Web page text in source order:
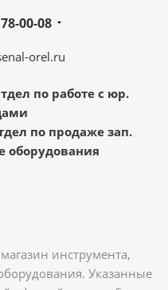
00-08
orel.ru
по работе с юр.
по продаже зап.
оборудования
инструмента,
Указанные